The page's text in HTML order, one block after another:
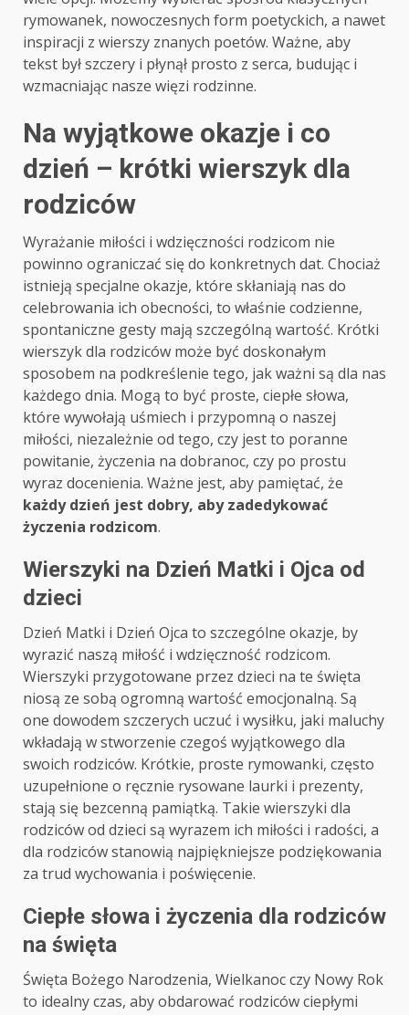
rymowanek, nowoczesnych form poetyckich, a nawet
inspiracji z wierszy znanych poetów. Ważne, aby
tekst był szczery i płynął prosto z serca, budując i
wzmacniając nasze więzi rodzinne.
Na wyjątkowe okazje i co
dzień – krótki wierszyk dla
rodziców
Wyrażanie miłości i wdzięczności rodzicom nie
powinno ograniczać się do konkretnych dat. Chociaż
istnieją specjalne okazje, które skłaniają nas do
celebrowania ich obecności, to właśnie codzienne,
spontaniczne gesty mają szczególną wartość. Krótki
wierszyk dla rodziców może być doskonałym
sposobem na podkreślenie tego, jak ważni są dla nas
każdego dnia. Mogą to być proste, ciepłe słowa,
które wywołają uśmiech i przypomną o naszej
miłości, niezależnie od tego, czy jest to poranne
powitanie, życzenia na dobranoc, czy po prostu
wyraz docenienia. Ważne jest, aby pamiętać, że
każdy dzień jest dobry, aby zadedykować
życzenia rodzicom.
Wierszyki na Dzień Matki i Ojca od
dzieci
Dzień Matki i Dzień Ojca to szczególne okazje, by
wyrazić naszą miłość i wdzięczność rodzicom.
Wierszyki przygotowane przez dzieci na te święta
niosą ze sobą ogromną wartość emocjonalną. Są
one dowodem szczerych uczuć i wysiłku, jaki maluchy
wkładają w stworzenie czegoś wyjątkowego dla
swoich rodziców. Krótkie, proste rymowanki, często
uzupełnione o ręcznie rysowane laurki i prezenty,
stają się bezcenną pamiątką. Takie wierszyki dla
rodziców od dzieci są wyrazem ich miłości i radości, a
dla rodziców stanowią najpiękniejsze podziękowania
za trud wychowania i poświęcenie.
Ciepłe słowa i życzenia dla rodziców
na święta
Święta Bożego Narodzenia, Wielkanoc czy Nowy Rok
to idealny czas, aby obdarować rodziców ciepłymi